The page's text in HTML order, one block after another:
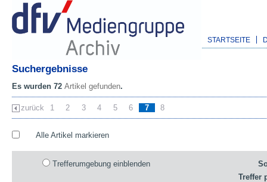
STARTSEITE
Suchergebnisse
Es wurden 72 Artikel gefunden.
zurück 1 2 3 4 5 6 7 8
Alle Artikel markieren
Trefferumgebung einblenden
Treffer